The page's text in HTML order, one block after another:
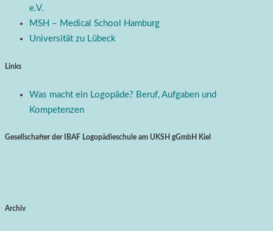
e.V.
MSH – Medical School Hamburg
Universität zu Lübeck
Links
Was macht ein Logopäde? Beruf, Aufgaben und
Kompetenzen
Gesellschafter der IBAF Logopädieschule am UKSH gGmbH Kiel
Archiv